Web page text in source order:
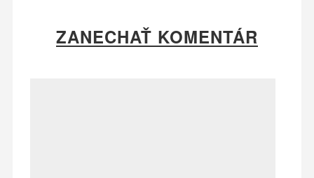
ZANECHAŤ KOMENTÁR